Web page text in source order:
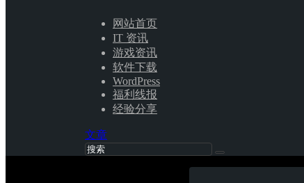
网站首页
IT 资讯
游戏资讯
软件下载
WordPress
福利线报
经验分享
文章